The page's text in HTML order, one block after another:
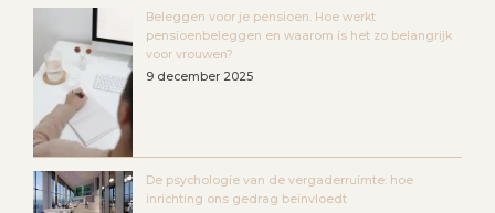
Beleggen voor je pensioen. Hoe werkt
pensioenbeleggen en waarom is het zo belangrijk
voor vrouwen?
9 december 2025
De psychologie van de vergaderruimte: hoe
inrichting ons gedrag beïnvloedt